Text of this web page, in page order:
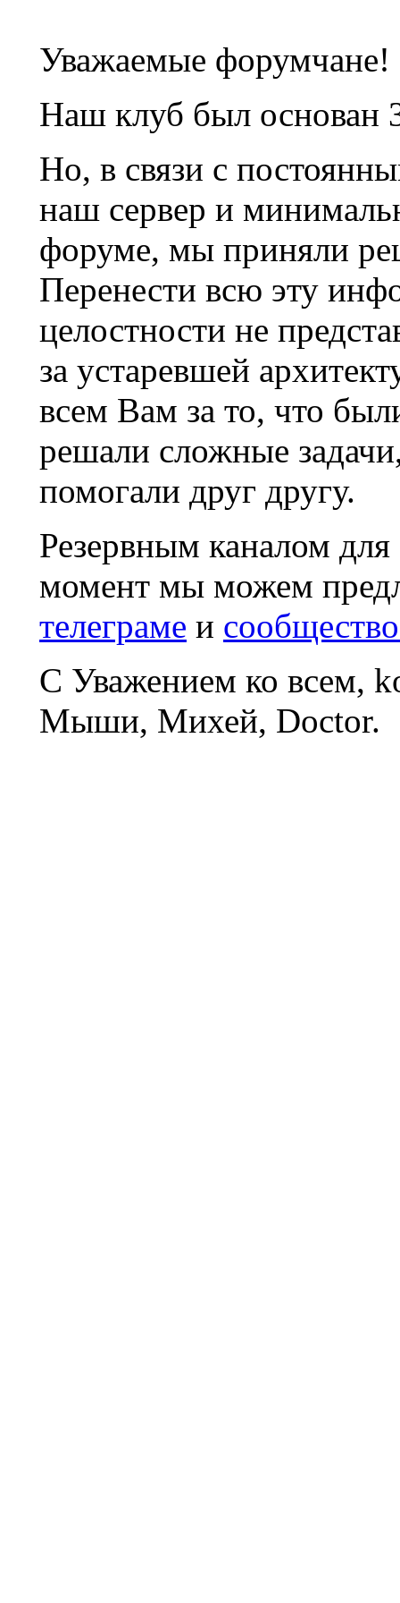
Уважаемые форумчане!
Наш клуб был основан
Но, в связи с
наш сервер и
форуме, мы приняли
Перенести всю эту
целостности не
за устаревшей
всем Вам за то, что
решали сложные
помогали друг другу.
Резервным каналом
момент мы можем
телеграме и
С Уважением ко всем,
Мыши, Михей, Doctor.